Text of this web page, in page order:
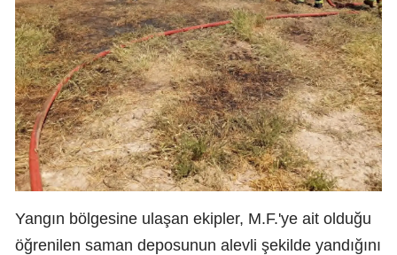
Yangın bölgesine ulaşan ekipler, M.F.'ye ait olduğu
öğrenilen saman deposunun alevli şekilde yandığını